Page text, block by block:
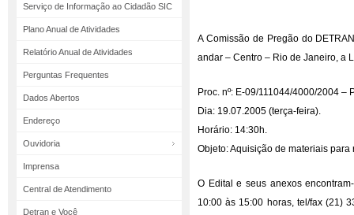
Serviço de Informação ao Cidadão SIC
Plano Anual de Atividades
Relatório Anual de Atividades
Perguntas Frequentes
Dados Abertos
Endereço
Ouvidoria
Imprensa
Central de Atendimento
Detran e Você
A Comissão de Pregão do
andar – Centro – Rio de Janeiro, a
Proc. nº: E-09/111044/4000/2004 –
Dia: 19.07.2005 (terça-feira).
Horário: 14:30h.
Objeto: Aquisição de materiais
O Edital e seus anexos
10:00 às 15:00 horas, tel/fax (21)